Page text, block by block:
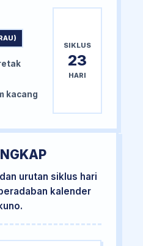
kacang
SIKLUS
23
HARI
urutan siklus hari
kalender